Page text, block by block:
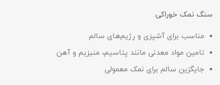
سنگ نمک خوراکی
مناسب برای آشپزی و رژیم‌های سالم
تامین مواد معدنی مانند پتاسیم، منیزیم و آهن
جایگزین سالم برای نمک معمولی